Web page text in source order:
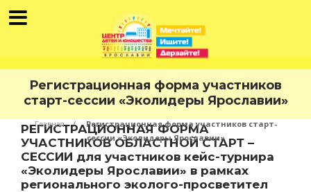
Регистрационная форма участников
старт-сессии «Эколидеры Ярославии»
Главная
Регистрационная форма участников старт-
сессии «Эколидеры Ярославии»
РЕГИСТРАЦИОННАЯ ФОРМА
УЧАСТНИКОВ ОБЛАСТНОЙ СТАРТ –
СЕССИИ для участников кейс-турнира
«Эколидеры Ярославии» в рамках
регионального эколого-просветител